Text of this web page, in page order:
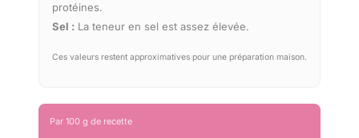
protéines.
Sel : La teneur en sel est assez élevée.
Ces valeurs restent approximatives pour une préparation maison.
Par 100 g de recette